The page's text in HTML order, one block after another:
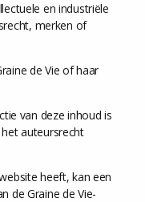
en industriële
merken of
de Vie of haar
van deze inhoud is
auteursrecht
heeft, kan een
de Graine de Vie-